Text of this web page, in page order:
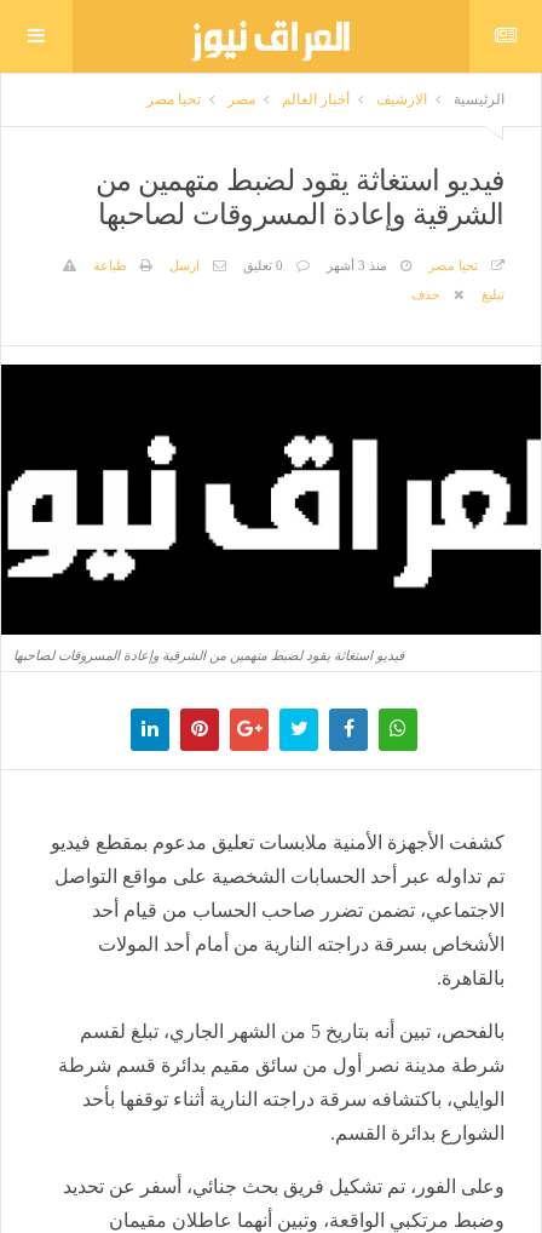
الرئيسية الارشيف أخبار العالم مصر تحيا مصر
فيديو استغاثة يقود لضبط متهمين من
الشرقية وإعادة المسروقات لصاحبها
تحيا مصر منذ 3 أشهر 0 تعليق ارسل
طباعة
تبليغ
حذف
فيديو استغاثة يقود لضبط متهمين من الشرقية وإعادة المسروقات لصاحبها
كشفت الأجهزة الأمنية ملابسات تعليق مدعوم بمقطع فيديو
تم تداوله عبر أحد الحسابات الشخصية على مواقع التواصل
الاجتماعي، تضمن تضرر صاحب الحساب من قيام أحد
الأشخاص بسرقة دراجته النارية من أمام أحد المولات
بالقاهرة.
بالفحص، تبين أنه بتاريخ 5 من الشهر الجاري، تبلغ لقسم
شرطة مدينة نصر أول من سائق مقيم بدائرة قسم شرطة
الوايلي، باكتشافه سرقة دراجته النارية أثناء توقفها بأحد
الشوارع بدائرة القسم.
وعلى الفور، تم تشكيل فريق بحث جنائي، أسفر عن تحديد
وضبط مرتكبي الواقعة، وتبين أنهما عاطلان مقيمان